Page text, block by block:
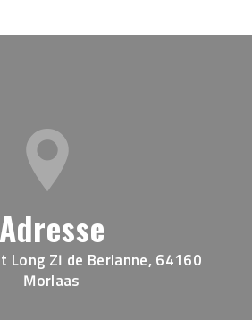
Adresse
Long ZI de Berlanne, 64160
Morlaas